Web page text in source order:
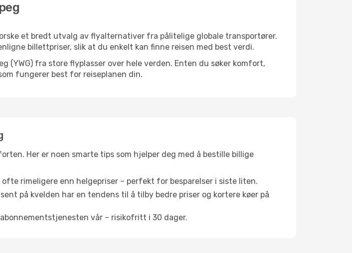
et bredt utvalg av flyalternativer fra pålitelige globale transportører.
billettpriser, slik at du enkelt kan finne reisen med best verdi.
fra store flyplasser over hele verden. Enten du søker komfort,
fungerer best for reiseplanen din.
Her er noen smarte tips som hjelper deg med å bestille billige
rimeligere enn helgepriser – perfekt for besparelser i siste liten.
på kvelden har en tendens til å tilby bedre priser og kortere køer på
vår – risikofritt i 30 dager.